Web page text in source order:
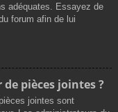
adéquates. Essayez de
forum afin de lui
pièces jointes ?
jointes sont